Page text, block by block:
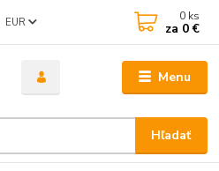
Menu
EUR
Hľadať
0 ks
za 0 €